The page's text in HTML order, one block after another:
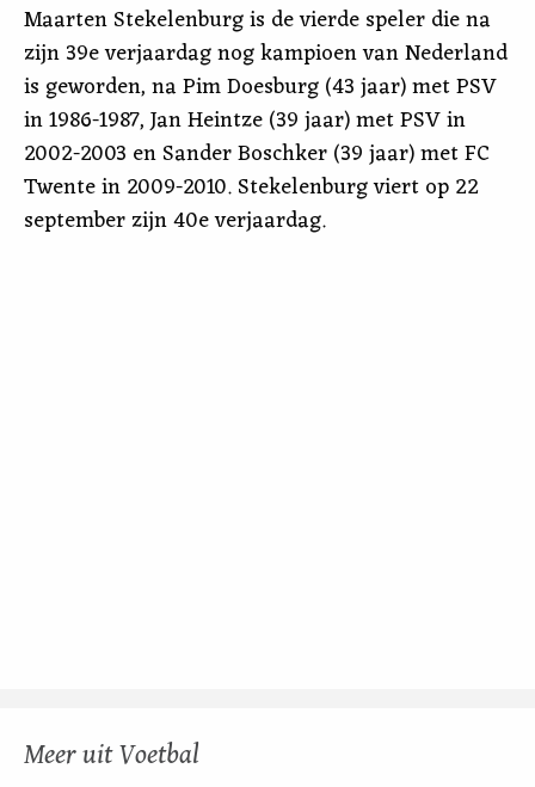
Maarten Stekelenburg is de vierde speler die na
zijn 39e verjaardag nog kampioen van Nederland
is geworden, na Pim Doesburg (43 jaar) met PSV
in 1986-1987, Jan Heintze (39 jaar) met PSV in
2002-2003 en Sander Boschker (39 jaar) met FC
Twente in 2009-2010. Stekelenburg viert op 22
september zijn 40e verjaardag.
Meer uit Voetbal